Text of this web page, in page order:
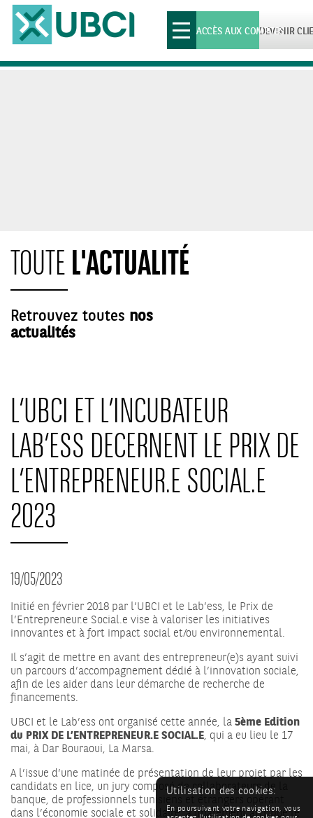
Toggle
navigationDEVENIR
ACCÈS AUX COMPTES
TOUTEL'ACTUALITÉ
Retrouvez toutes nos
actualités
L’UBCI ET L’INCUBATEUR
LAB’ESS DECERNENT LE PRIX DE
L’ENTREPRENEUR.E SOCIAL.E
2023
19/05/2023
Initié en février 2018 par l’UBCI et le Lab’ess, le Prix de
l’Entrepreneur.e Social.e vise à valoriser les initiatives
innovantes et à fort impact social et/ou environnemental.
Il s’agit de mettre en avant des entrepreneur(e)s ayant suivi
un parcours d’accompagnement dédié à l’innovation sociale,
afin de les aider dans leur démarche de recherche de
financements.
UBCI et le Lab’ess ont organisé cette année, la5ème Edition
du PRIX DE L’ENTREPRENEUR.E SOCIAL.E, qui a eu lieu le 17
mai, à Dar Bouraoui, La Marsa.
A l’issue d’une matinée de présentation de leur projet par les
candidats en lice, un jury composé de collaborateurs de la
banque, de professionnels tunisiens et étrangers opérant
dans l’économie sociale et solidaire, a finalement attribué le
Utilisation des cookies:
En poursuivant votre navigation, vous